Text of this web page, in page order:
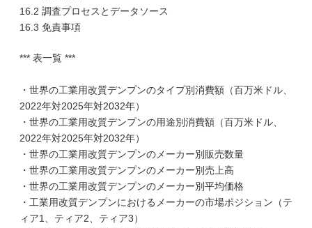
16.2 調査プロセスとデータソース
16.3 免責事項
*** 表一覧 ***
・世界の工業用改質デンプンのタイプ別消費額（百万米ドル、
2022年対2025年対2032年）
・世界の工業用改質デンプンの用途別消費額（百万米ドル、
2022年対2025年対2032年）
・世界の工業用改質デンプンのメーカー別販売数量
・世界の工業用改質デンプンのメーカー別売上高
・世界の工業用改質デンプンのメーカー別平均価格
・工業用改質デンプンにおけるメーカーの市場ポジション（テ
ィア1、ティア2、ティア3）